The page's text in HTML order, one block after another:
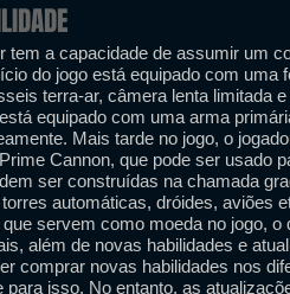
tem a capacidade de assumir um
do jogo está equipado com uma
terra-ar, câmera lenta limitada
equipado com uma arma
Mais tarde no jogo, o
Cannon, que pode ser usado
ser construídas na chamada
automáticas, dróides, aviões
servem como moeda no jogo, o
além de novas habilidades e
comprar novas habilidades nos
para isso. No entanto, as